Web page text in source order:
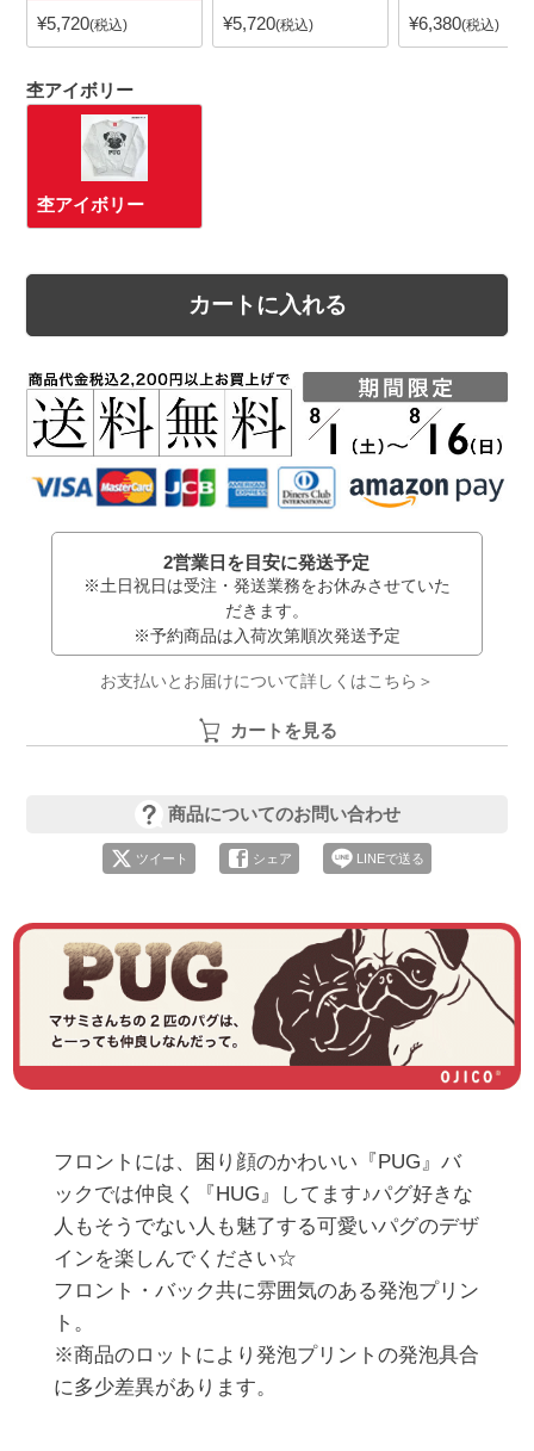
¥5,720 税込 ¥5,720 税込 ¥6,380 税込
杢アイボリー
杢アイボリー
カートに入れる
2営業日を目安に発送予定
※土日祝日は受注・発送業務をお休みさせていた
だきます。
※予約商品は入荷次第順次発送予定
お支払いとお届けについて詳しくはこちら＞
カートを見る
商品についてのお問い合わせ
ツイート シェア LINEで送る
フロントには、困り顔のかわいい『PUG』バ
ックでは仲良く『HUG』してます♪パグ好きな
人もそうでない人も魅了する可愛いパグのデザ
インを楽しんでください☆
フロント・バック共に雰囲気のある発泡プリン
ト。
※商品のロットにより発泡プリントの発泡具合
に多少差異があります。